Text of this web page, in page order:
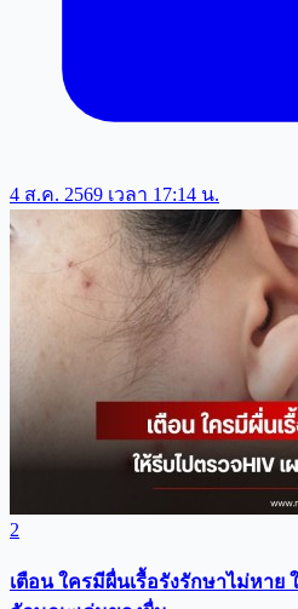
4 ส.ค. 2569 เวลา 17:14 น.
2
เตือน ใครมีผื่นเรื้อรังรักษาไม่หาย